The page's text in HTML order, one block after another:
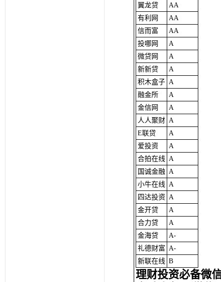
翼龙贷
AA
有利网
AA
信而富
AA
投哪网
A
微贷网
A
新新贷
A
积木盒子 A
融金所
A
金信网
A
人人聚财 A
E联贷
A
爱投资
A
合拍在线 A
国诚金融 A
小牛在线 A
四达投资 A
金开贷
A
合力贷
A
金海贷
A-
礼德财富 A-
新联在线 B
理财投资必备微